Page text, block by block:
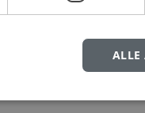
ALLE